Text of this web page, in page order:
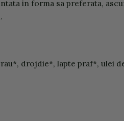
in forma sa preferata,
drojdie*, lapte praf*, ulei